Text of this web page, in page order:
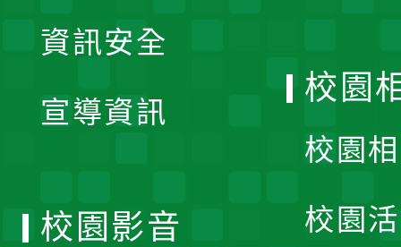
資訊安全
宣導資訊
校園
校園
校園
校園影音